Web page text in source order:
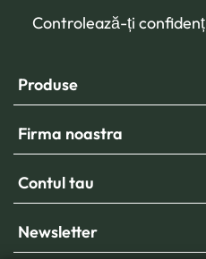
Controlează-ți
Produse
Firma noastra
Contul tau
Newsletter